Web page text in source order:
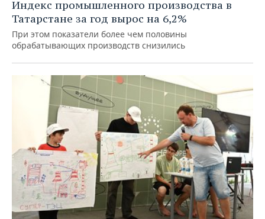
Индекс промышленного производства в
Татарстане за год вырос на 6,2%
При этом показатели более чем половины
обрабатывающих производств снизились